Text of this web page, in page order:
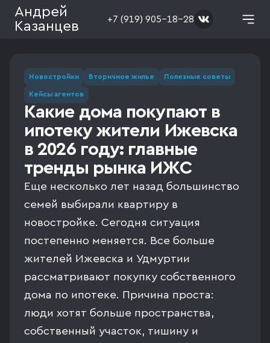
Андрей
Казанцев
+7 (919) 905-18-28
Новостройки Вторичное жилье Полезные советы
Кейсы агентов
Какие дома покупают в
ипотеку жители Ижевска
в 2026 году: главные
тренды рынка ИЖС
Еще несколько лет назад большинство
семей выбирали квартиру в
новостройке. Сегодня ситуация
постепенно меняется. Все больше
жителей Ижевска и Удмуртии
рассматривают покупку собственного
дома по ипотеке. Причина проста:
люди хотят больше пространства,
собственный участок, тишину и